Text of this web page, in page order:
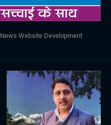
News Website Development